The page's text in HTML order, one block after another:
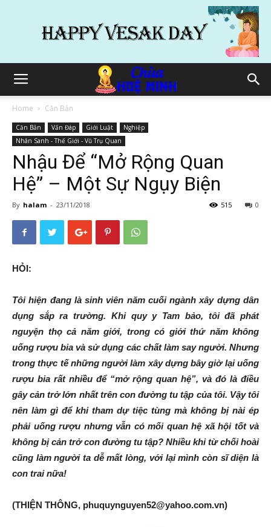
Home Căn Bản
Căn Bản Vấn Đáp Giới Luật
Nghiệp
Nhân Sanh - Thế Giới - Vũ Trụ Quan
Nhậu Để “Mở Rộng Quan
Hệ” – Một Sự Ngụy Biện
By halam - 23/11/2018 0
515
HỎI:
Tôi hiện đang là sinh viên năm cuối ngành xây dựng dân
dụng sắp ra trường. Khi quy y Tam bảo, tôi đã phát
nguyện thọ cả năm giới, trong có giới thứ năm không
uống rượu bia và sử dụng các chất làm say người. Nhưng
trong thực tế những người làm xây dựng bây giờ lại uống
rượu bia rất nhiều để “mở rộng quan hệ”, và đó là điều
gây cản trở lớn nhất trên con đường tu tập của tôi. Vậy tôi
nên làm gì để khi tham dự tiệc tùng mà không bị nài ép
phải uống rượu nhưng vẫn có mối quan hệ xã hội tốt và
không bị cản trở con đường tu tập? Nhiều khi từ chối hoài
cũng làm người ta dễ mất lòng, với lại mình còn sĩ diện là
con trai nữa!
(THIỆN THÔNG, phuquynguyen52@yahoo.com.vn)